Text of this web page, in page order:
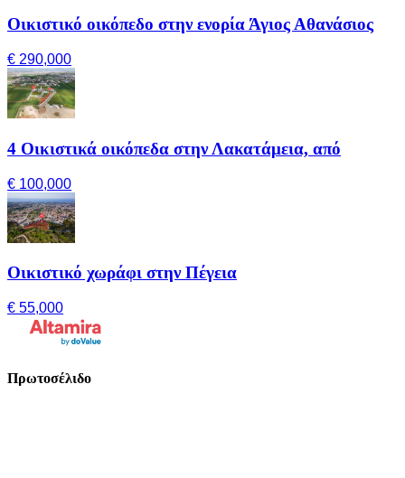
Οικιστικό οικόπεδο στην ενορία Άγιος Αθανάσιος
€ 290,000
4 Οικιστικά οικόπεδα στην Λακατάμεια, από
€ 100,000
Οικιστικό χωράφι στην Πέγεια
€ 55,000
Πρωτοσέλιδο